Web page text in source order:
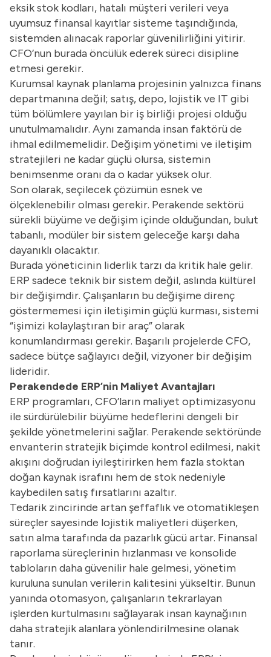
eksik stok kodları, hatalı müşteri verileri veya
uyumsuz finansal kayıtlar sisteme taşındığında,
sistemden alınacak raporlar güvenilirliğini yitirir.
CFO’nun burada öncülük ederek süreci disipline
etmesi gerekir.
Kurumsal kaynak planlama projesinin yalnızca finans
departmanına değil; satış, depo, lojistik ve IT gibi
tüm bölümlere yayılan bir iş birliği projesi olduğu
unutulmamalıdır. Aynı zamanda insan faktörü de
ihmal edilmemelidir. Değişim yönetimi ve iletişim
stratejileri ne kadar güçlü olursa, sistemin
benimsenme oranı da o kadar yüksek olur.
Son olarak, seçilecek çözümün esnek ve
ölçeklenebilir olması gerekir. Perakende sektörü
sürekli büyüme ve değişim içinde olduğundan, bulut
tabanlı, modüler bir sistem geleceğe karşı daha
dayanıklı olacaktır.
Burada yöneticinin liderlik tarzı da kritik hale gelir.
ERP sadece teknik bir sistem değil, aslında kültürel
bir değişimdir. Çalışanların bu değişime direnç
göstermemesi için iletişimin güçlü kurması, sistemi
“işimizi kolaylaştıran bir araç” olarak
konumlandırması gerekir. Başarılı projelerde CFO,
sadece bütçe sağlayıcı değil, vizyoner bir değişim
lideridir.
Perakendede ERP’nin Maliyet Avantajları
ERP programları, CFO’ların maliyet optimizasyonu
ile sürdürülebilir büyüme hedeflerini dengeli bir
şekilde yönetmelerini sağlar. Perakende sektöründe
envanterin stratejik biçimde kontrol edilmesi, nakit
akışını doğrudan iyileştirirken hem fazla stoktan
doğan kaynak israfını hem de stok nedeniyle
kaybedilen satış fırsatlarını azaltır.
Tedarik zincirinde artan şeffaflık ve otomatikleşen
süreçler sayesinde lojistik maliyetleri düşerken,
satın alma tarafında da pazarlık gücü artar. Finansal
raporlama süreçlerinin hızlanması ve konsolide
tabloların daha güvenilir hale gelmesi, yönetim
kuruluna sunulan verilerin kalitesini yükseltir. Bunun
yanında otomasyon, çalışanların tekrarlayan
işlerden kurtulmasını sağlayarak insan kaynağının
daha stratejik alanlara yönlendirilmesine olanak
tanır.